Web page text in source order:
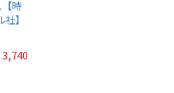
時
】
3,740